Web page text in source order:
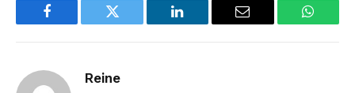
Facebook Twitter LinkedIn Email
Reine